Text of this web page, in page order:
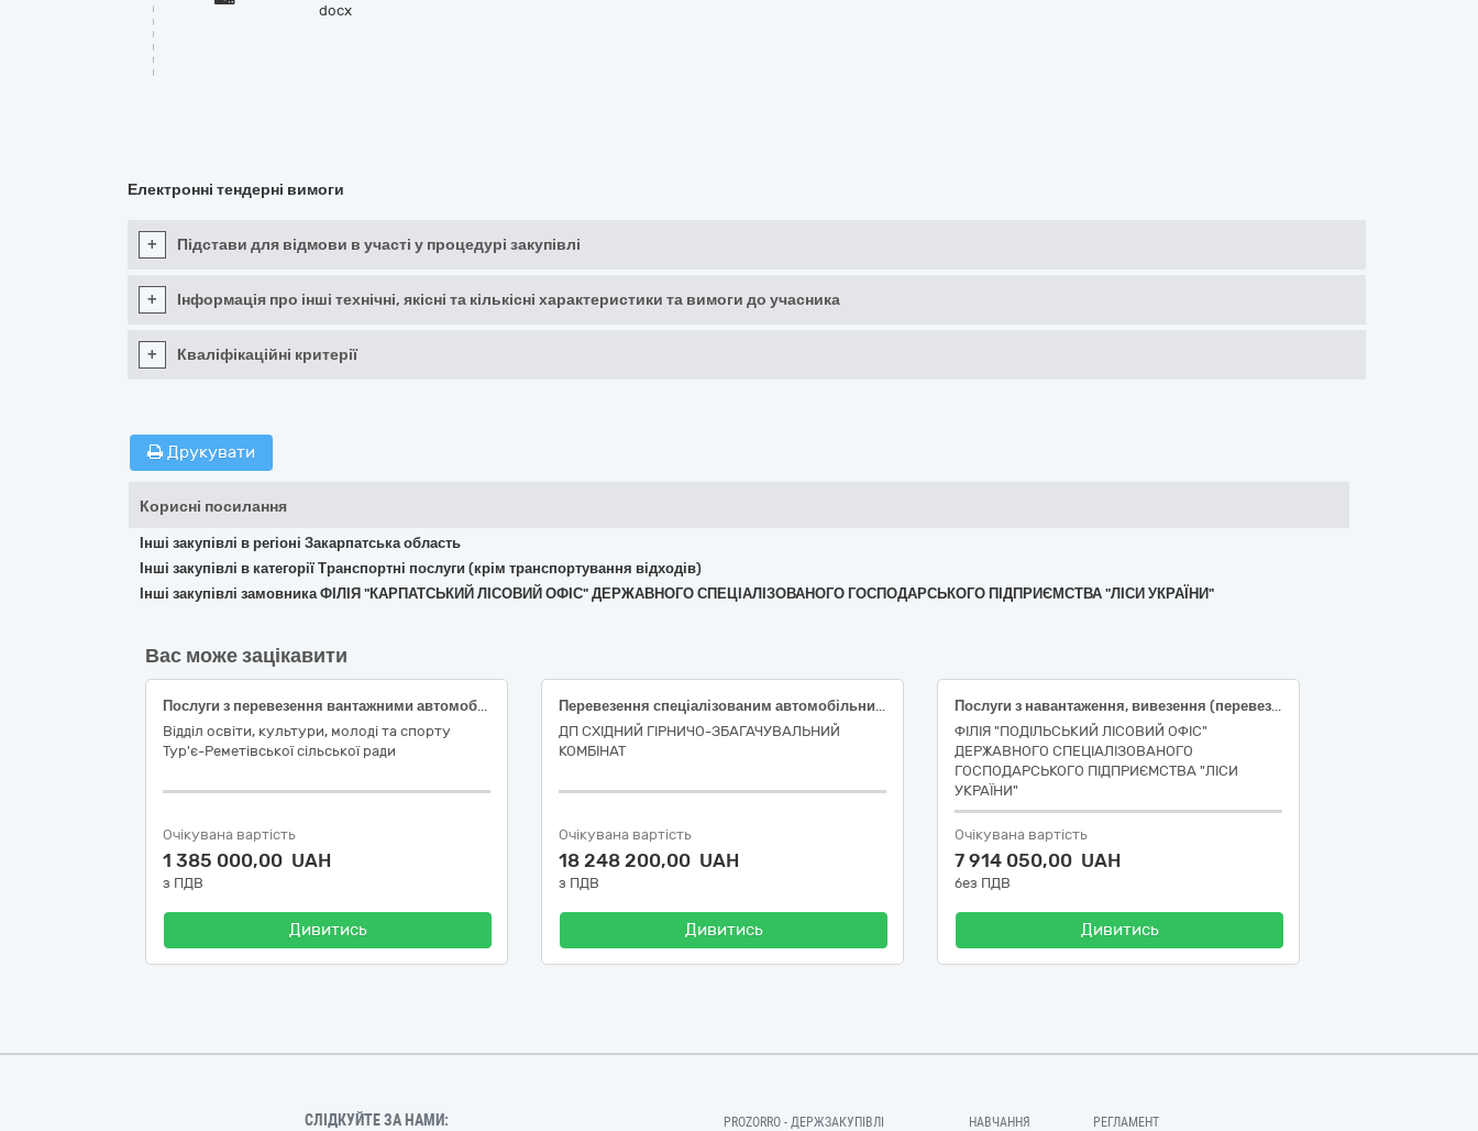
docx
Електронні тендерні вимоги
+ Підстави для відмови в участі у процедурі закупівлі
+ Інформація про інші технічні, якісні та кількісні характеристики та вимоги до учасника
+ Кваліфікаційні критерії
Друкувати
Корисні посилання
Інші закупівлі в регіоні Закарпатська область
Інші закупівлі в категорії Транспортні послуги (крім транспортування відходів)
Інші закупівлі замовника ФІЛІЯ "КАРПАТСЬКИЙ ЛІСОВИЙ ОФІС" ДЕРЖАВНОГО СПЕЦІАЛІЗОВАНОГО ГОСПОДАРСЬКОГО ПІДПРИЄМСТВА "ЛІСИ УКРАЇНИ"
Вас може зацікавити
Послуги з перевезення вантажними автомобілями деревини дров’яної непромислового використання по території Тур’є-Реметівської територіальної громади
Відділ освіти, культури, молоді та спорту
Тур'є-Реметівської сільської ради
Очікувана вартість
1 385 000,00 UAH
з ПДВ
Дивитись
Перевезення спеціалізованим автомобільним транспортом сірчаної кислоти
ДП СХІДНИЙ ГІРНИЧО-ЗБАГАЧУВАЛЬНИЙ
КОМБІНАТ
Очікувана вартість
18 248 200,00 UAH
з ПДВ
Дивитись
Послуги з навантаження, вивезення (перевезення) та розвантаження деревини Бережанське надлісництво у т. ч.: Лот 1: Послуги з навантаження, вивезення (перевезення) та розвантаження деревини, Лот 2: Послуги з навантаження, вивезення (перевезення) та розвантаження деревини, Лот 3 Послуги з навантаження, вивезення (перевезення) та розвантаження деревини, Лот 4: Послуги з навантаження, вивезення (перевезення) та розвантаження деревини, Лот 5: Послуги з навантаження, вивезення (перевезення) та розвантаження деревини, Лот 6: Послуги з навантаження, вивезення (перевезення) та розвантаження деревини.
ФІЛІЯ "ПОДІЛЬСЬКИЙ ЛІСОВИЙ ОФІС"
ДЕРЖАВНОГО СПЕЦІАЛІЗОВАНОГО
ГОСПОДАРСЬКОГО ПІДПРИЄМСТВА "ЛІСИ
УКРАЇНИ"
Очікувана вартість
7 914 050,00 UAH
без ПДВ
Дивитись
СЛІДКУЙТЕ ЗА НАМИ: PROZORRO - ДЕРЖЗАКУПІВЛІ НАВЧАННЯ РЕГЛАМЕНТ